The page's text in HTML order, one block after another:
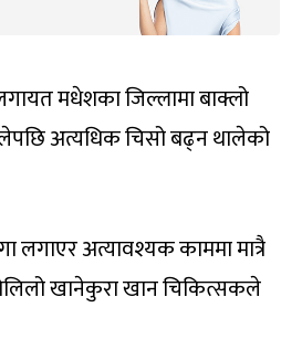
मधेशका जिल्लामा बाक्लो
अत्यधिक चिसो बढ्न थालेको
लगाएर अत्यावश्यक काममा मात्रै
खानेकुरा खान चिकित्सकले